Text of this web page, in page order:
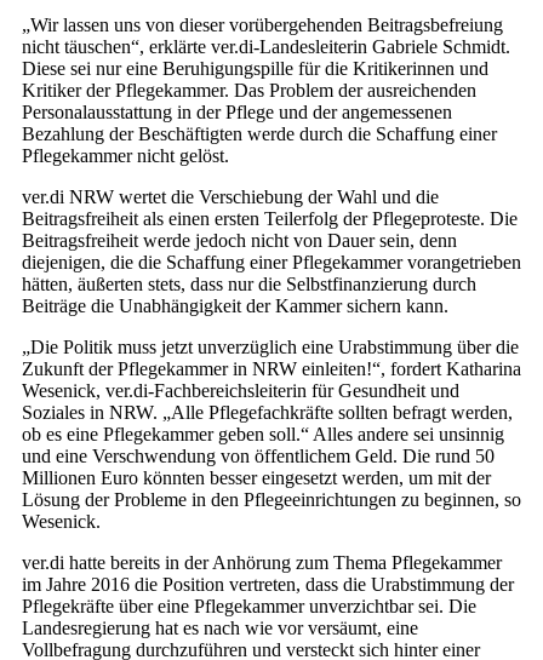
„Wir lassen uns von dieser vorübergehenden Beitragsbefreiung
nicht täuschen“, erklärte ver.di-Landesleiterin Gabriele Schmidt.
Diese sei nur eine Beruhigungspille für die Kritikerinnen und
Kritiker der Pflegekammer. Das Problem der ausreichenden
Personalausstattung in der Pflege und der angemessenen
Bezahlung der Beschäftigten werde durch die Schaffung einer
Pflegekammer nicht gelöst.
ver.di NRW wertet die Verschiebung der Wahl und die
Beitragsfreiheit als einen ersten Teilerfolg der Pflegeproteste. Die
Beitragsfreiheit werde jedoch nicht von Dauer sein, denn
diejenigen, die die Schaffung einer Pflegekammer vorangetrieben
hätten, äußerten stets, dass nur die Selbstfinanzierung durch
Beiträge die Unabhängigkeit der Kammer sichern kann.
„Die Politik muss jetzt unverzüglich eine Urabstimmung über die
Zukunft der Pflegekammer in NRW einleiten!“, fordert Katharina
Wesenick, ver.di-Fachbereichsleiterin für Gesundheit und
Soziales in NRW. „Alle Pflegefachkräfte sollten befragt werden,
ob es eine Pflegekammer geben soll.“ Alles andere sei unsinnig
und eine Verschwendung von öffentlichem Geld. Die rund 50
Millionen Euro könnten besser eingesetzt werden, um mit der
Lösung der Probleme in den Pflegeeinrichtungen zu beginnen, so
Wesenick.
ver.di hatte bereits in der Anhörung zum Thema Pflegekammer
im Jahre 2016 die Position vertreten, dass die Urabstimmung der
Pflegekräfte über eine Pflegekammer unverzichtbar sei. Die
Landesregierung hat es nach wie vor versäumt, eine
Vollbefragung durchzuführen und versteckt sich hinter einer